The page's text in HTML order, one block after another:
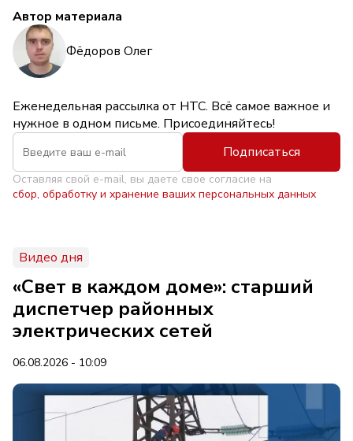
Автор материала
Фёдоров Олег
Еженедельная рассылка от НТС. Всё самое важное и
нужное в одном письме. Присоединяйтесь!
Подписаться
Оставляя свой e-mail, вы даете свое согласие на
сбор, обработку и хранение ваших персональных данных
Видео дня
«Свет в каждом доме»: старший
диспетчер районных
электрических сетей
06.08.2026 - 10:09